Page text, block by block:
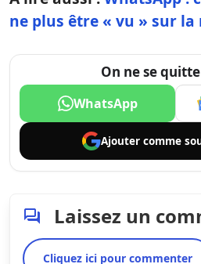
ne plus être « vu » sur la
On ne se
WhatsApp
Ajouter comme
Laissez un
Cliquez ici pour commenter